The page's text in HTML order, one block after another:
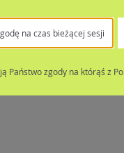
na czas bieżącej sesji
Państwo zgody na którąś z